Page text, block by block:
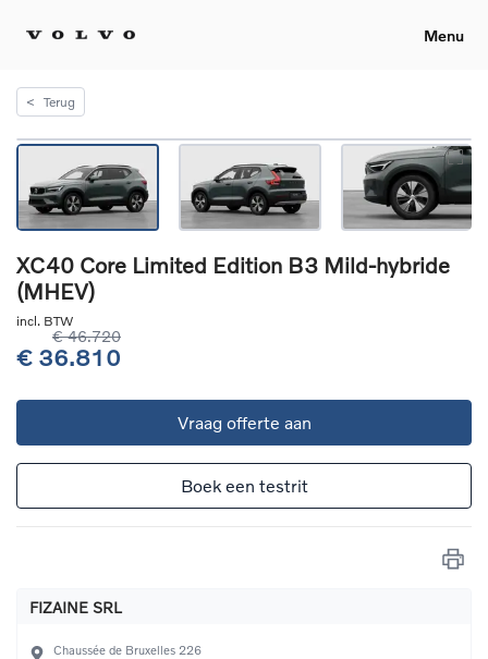
Menu
< Terug
XC40 Core Limited Edition B3 Mild-hybride
(MHEV)
incl. BTW
€ 46.720
€ 36.810
Vraag offerte aan
Boek een testrit
FIZAINE SRL
Chaussée de Bruxelles 226